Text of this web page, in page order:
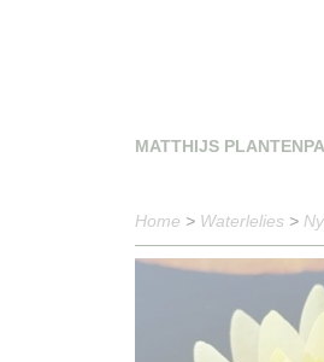
MATTHIJS
Home > Waterlelies >